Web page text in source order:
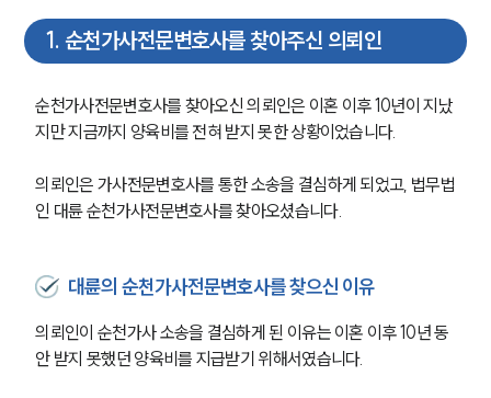
1 . 순천가사전문변호사를 찾아주신 의뢰인
순천가사전문변호사를 찾아오신 의뢰인은 이혼 이후 10년이 지났
지만 지금까지 양육비를 전혀 받지 못한 상황이었습니다.
의뢰인은 가사전문변호사를 통한 소송을 결심하게 되었고, 법무법
인 대륜 순천가사전문변호사를 찾아오셨습니다.
대륜의 순천가사전문변호사를 찾으신 이유
의뢰인이 순천가사 소송을 결심하게 된 이유는 이혼 이후 10년 동
안 받지 못했던 양육비를 지급받기 위해서였습니다.